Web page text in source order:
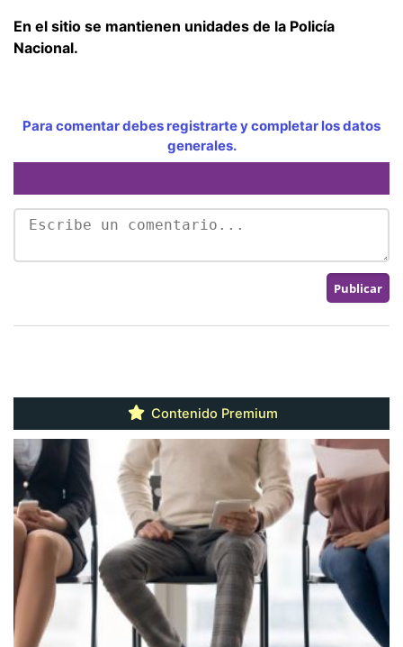
En el sitio se mantienen unidades de la Policía
Nacional.
Para comentar debes registrarte y completar los datos
generales.
Contenido Premium